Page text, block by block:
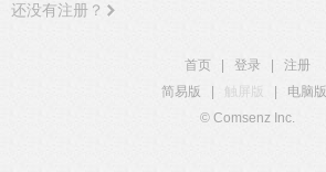
还没有注册？
首页 登录
注册
简易版
触屏版 电脑版
© Comsenz Inc.